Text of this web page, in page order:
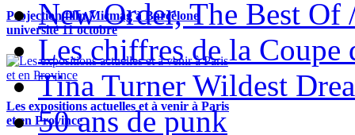
Projection film Micmag à Barcelone
université 11 octobre
Les expositions actuelles et à venir à Paris
et en Province
New Order, The Best Of
Les chiffres de la Coupe
Tina Turner Wildest
50 ans de punk